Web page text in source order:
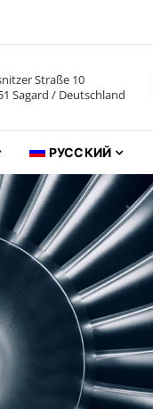
РУССКИЙ
Straße 10
Sagard / Deutschland